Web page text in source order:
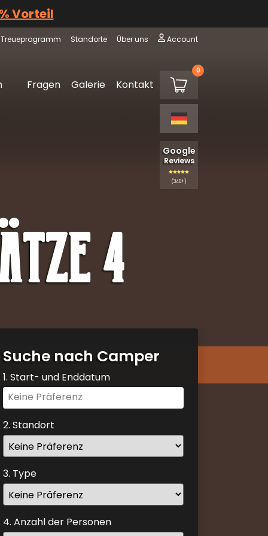
Vorteil
Treueprogramm Standorte Über uns Account
Fragen Galerie
Kontakt
Warenkorb
€0,00 0
Google
Reviews
(340+)
4
Suche nach Camper
1. Start- und Enddatum
Navigate
forward
to
interact
with
calendar
and
select
a
2. Standort
3. Type
4. Anzahl der Personen